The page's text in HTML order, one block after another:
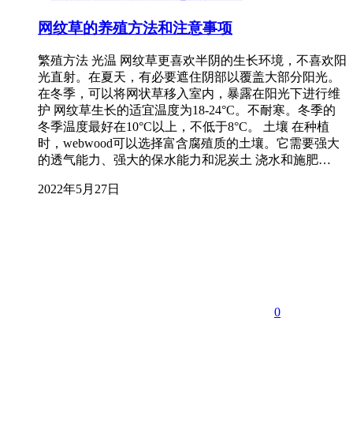
网纹草的养殖方法和注意事项
繁殖方法 光温 网纹草更喜欢半阴的生长环境，不喜欢阳
光直射。在夏天，有必要遮住阴部以覆盖大部分阳光。
在冬季，可以将网状草移入室内，暴露在阳光下进行维
护 网纹草生长的适宜温度为18-24°C。不耐寒。冬季的
冬季温度最好在10°C以上，不低于8°C。 土壤 在种植
时，webwood可以选择富含腐殖质的土壤。它需要强大
的透气能力、强大的保水能力和泥炭土 浇水和施肥…
2022年5月27日
0